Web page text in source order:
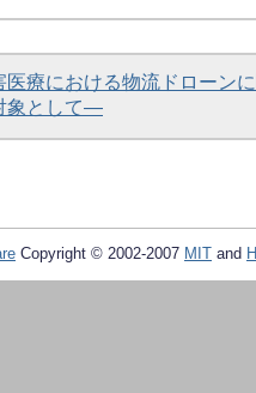
医療における物流ドローン
象として―
Copyright © 2002-2007 MIT and